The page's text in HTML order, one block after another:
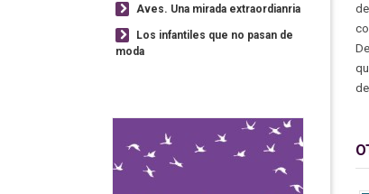
Aves. Una mirada extraordianria
Los infantiles que no pasan de
moda